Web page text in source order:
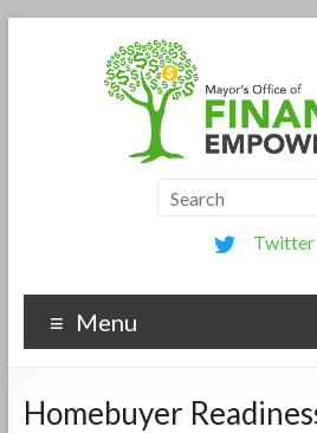
Twitter
Menu
Homebuyer